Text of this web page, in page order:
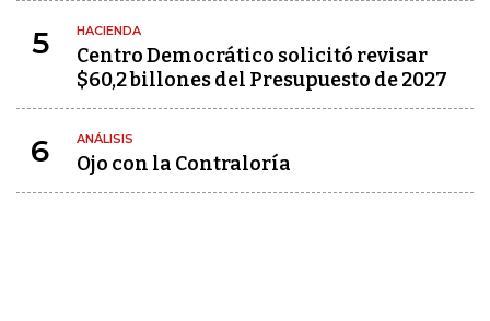
5 HACIENDA
Centro Democrático solicitó revisar
$60,2 billones del Presupuesto de 2027
6 ANÁLISIS
Ojo con la Contraloría